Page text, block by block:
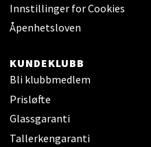
Innstillinger for Cookies
Åpenhetsloven
KUNDEKLUBB
Bli klubbmedlem
Prisløfte
Glassgaranti
Tallerkengaranti
Velg
Oasen